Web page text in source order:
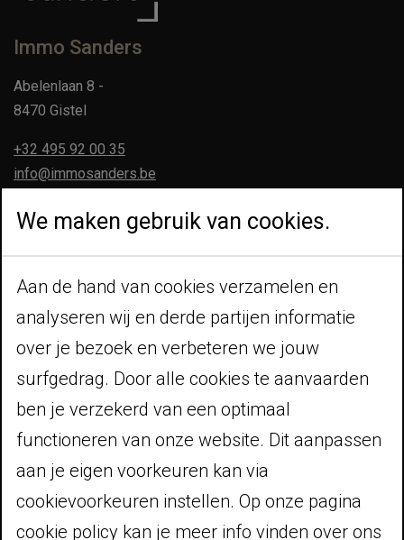
Immo Sanders
Abelenlaan 8 -
8470 Gistel
+32 495 92 00 35
info@immosanders.be
Enkel op afspraak
Navigeer
Home
Te koop
Te huur
Realisaties
Contact
Volg ons
We maken gebruik van cookies.
Aan de hand van cookies verzamelen en
analyseren wij en derde partijen informatie
over je bezoek en verbeteren we jouw
surfgedrag. Door alle cookies te aanvaarden
ben je verzekerd van een optimaal
functioneren van onze website. Dit aanpassen
aan je eigen voorkeuren kan via
cookievoorkeuren instellen. Op onze pagina
cookie policy kan je meer info vinden over ons